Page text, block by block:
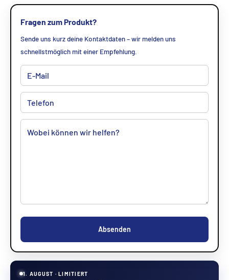
Fragen zum Produkt?
Sende uns kurz deine Kontaktdaten – wir melden uns
schnellstmöglich mit einer Empfehlung.
Absenden
1. AUGUST · LIMITIERT